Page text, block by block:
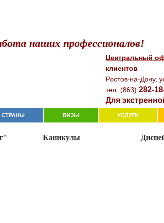
наших профессионалов!
Центральный
клиентов
Рocтoв-нa-Дoнy,
тeл. (863)282-
Для
СТРАНЫ ВИЗЫ УСЛУГИ